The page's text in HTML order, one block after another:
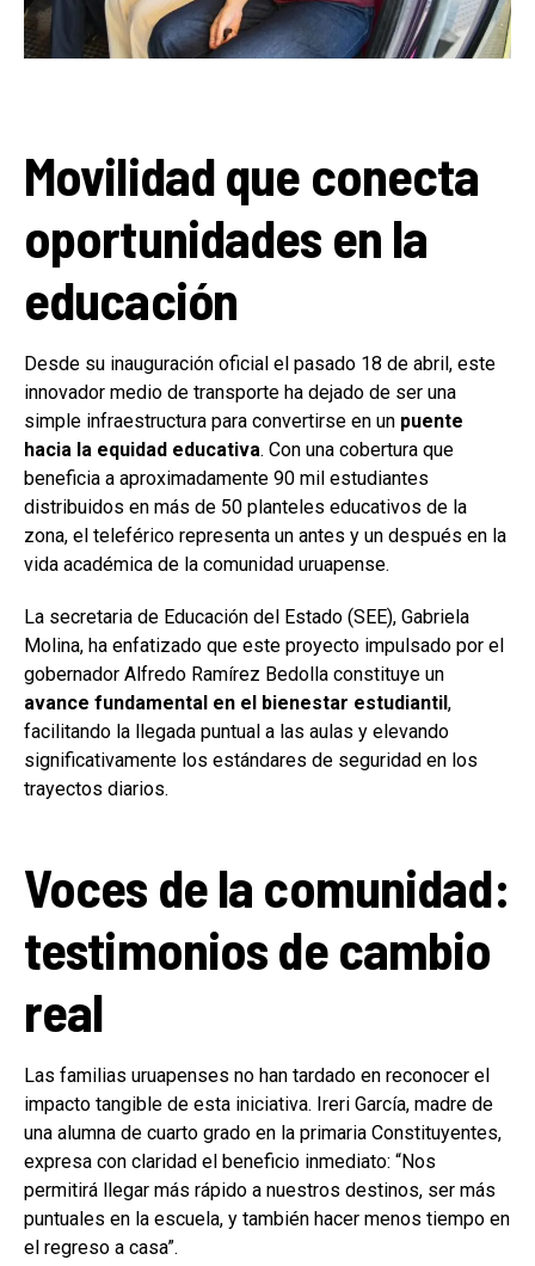
Movilidad que conecta
oportunidades en la
educación
Desde su inauguración oficial el pasado 18 de abril, este
innovador medio de transporte ha dejado de ser una
simple infraestructura para convertirse en un puente
hacia la equidad educativa. Con una cobertura que
beneficia a aproximadamente 90 mil estudiantes
distribuidos en más de 50 planteles educativos de la
zona, el teleférico representa un antes y un después en la
vida académica de la comunidad uruapense.
La secretaria de Educación del Estado (SEE), Gabriela
Molina, ha enfatizado que este proyecto impulsado por el
gobernador Alfredo Ramírez Bedolla constituye un
avance fundamental en el bienestar estudiantil ,
facilitando la llegada puntual a las aulas y elevando
significativamente los estándares de seguridad en los
trayectos diarios.
Voces de la comunidad:
testimonios de cambio
real
Las familias uruapenses no han tardado en reconocer el
impacto tangible de esta iniciativa. Ireri García, madre de
una alumna de cuarto grado en la primaria Constituyentes,
expresa con claridad el beneficio inmediato: “Nos
permitirá llegar más rápido a nuestros destinos, ser más
puntuales en la escuela, y también hacer menos tiempo en
el regreso a casa”.